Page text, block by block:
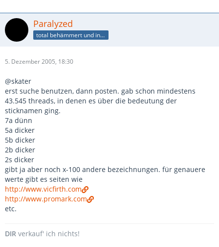
Paralyzed
total behämmert und innen beplüscht
5. Dezember 2005, 18:30
@skater
erst suche benutzen, dann posten. gab schon mindestens
43.545 threads, in denen es über die bedeutung der
sticknamen ging.
7a dünn
5a dicker
5b dicker
2b dicker
2s dicker
gibt ja aber noch x-100 andere bezeichnungen. für genauere
werte gibt es seiten wie
http://www.vicfirth.com
http://www.promark.com
etc.
DIR verkauf' ich nichts!